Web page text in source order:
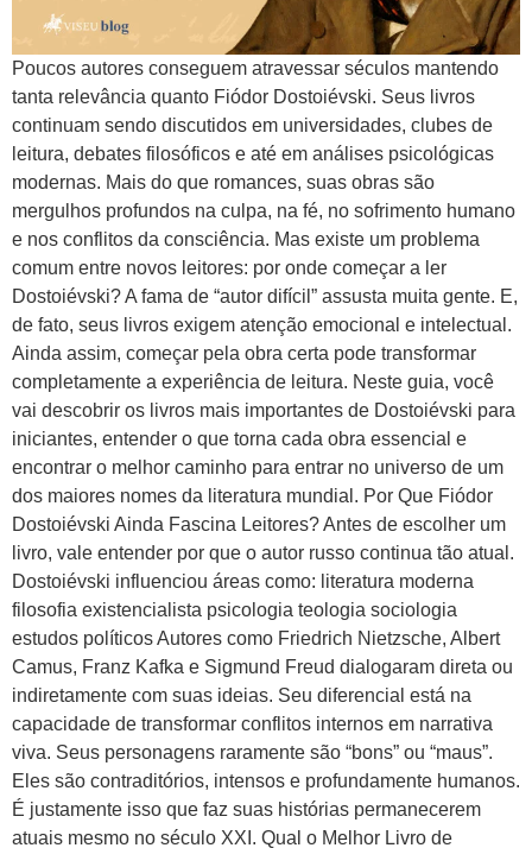
Poucos autores conseguem atravessar séculos mantendo
tanta relevância quanto Fiódor Dostoiévski. Seus livros
continuam sendo discutidos em universidades, clubes de
leitura, debates filosóficos e até em análises psicológicas
modernas. Mais do que romances, suas obras são
mergulhos profundos na culpa, na fé, no sofrimento humano
e nos conflitos da consciência. Mas existe um problema
comum entre novos leitores: por onde começar a ler
Dostoiévski? A fama de “autor difícil” assusta muita gente. E,
de fato, seus livros exigem atenção emocional e intelectual.
Ainda assim, começar pela obra certa pode transformar
completamente a experiência de leitura. Neste guia, você
vai descobrir os livros mais importantes de Dostoiévski para
iniciantes, entender o que torna cada obra essencial e
encontrar o melhor caminho para entrar no universo de um
dos maiores nomes da literatura mundial. Por Que Fiódor
Dostoiévski Ainda Fascina Leitores? Antes de escolher um
livro, vale entender por que o autor russo continua tão atual.
Dostoiévski influenciou áreas como: literatura moderna
filosofia existencialista psicologia teologia sociologia
estudos políticos Autores como Friedrich Nietzsche, Albert
Camus, Franz Kafka e Sigmund Freud dialogaram direta ou
indiretamente com suas ideias. Seu diferencial está na
capacidade de transformar conflitos internos em narrativa
viva. Seus personagens raramente são “bons” ou “maus”.
Eles são contraditórios, intensos e profundamente humanos.
É justamente isso que faz suas histórias permanecerem
atuais mesmo no século XXI. Qual o Melhor Livro de